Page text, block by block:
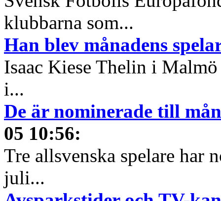
klubbarna som...
Han blev månadens
Isaac Kiese Thelin i
i...
De är nominerade till
05 10:56:
Tre allsvenska spelare har
juli...